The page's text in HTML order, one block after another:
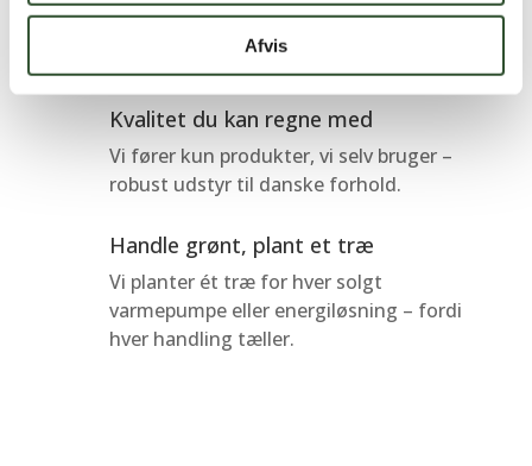
Afvis
– altid krypteret og sikkert.
Kvalitet du kan regne med
Vi fører kun produkter, vi selv bruger –
robust udstyr til danske forhold.
Handle grønt, plant et træ
Vi planter ét træ for hver solgt
varmepumpe eller energiløsning – fordi
hver handling tæller.